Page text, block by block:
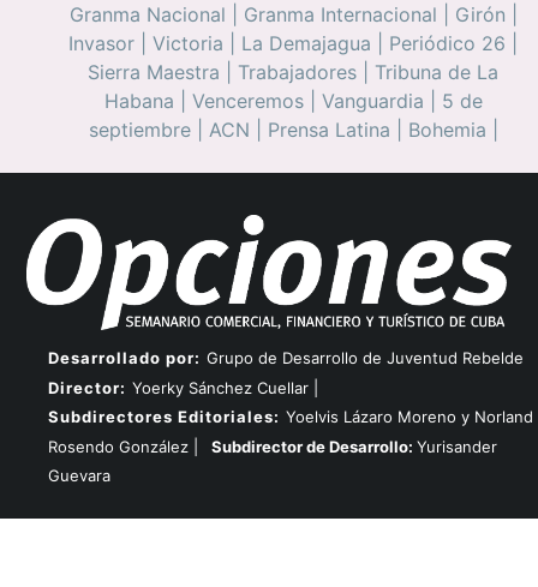
Granma Nacional
Granma Internacional Girón
Invasor
Victoria La Demajagua Periódico 26
Sierra Maestra
Trabajadores
Tribuna de La
Habana
Venceremos| Vanguardia
5 de
septiembre| ACN Prensa Latina Bohemia
Desarrollado por: Grupo de Desarrollo de Juventud Rebelde
Director: Yoerky Sánchez Cuellar |
Subdirectores Editoriales: Yoelvis Lázaro Moreno y Norland
Rosendo González |
Subdirector de Desarrollo: Yurisander
Guevara